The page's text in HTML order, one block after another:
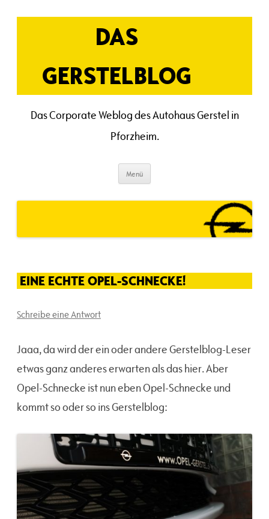
Inhalt
DAS
GERSTELBLOG
Das Corporate Weblog des Autohaus Gerstel in
Pforzheim.
Menü
EINE ECHTE OPEL-SCHNECKE!
Schreibe eine Antwort
Jaaa, da wird der ein oder andere Gerstelblog-Leser
etwas ganz anderes erwarten als das hier. Aber
Opel-Schnecke ist nun eben Opel-Schnecke und
kommt so oder so ins Gerstelblog: